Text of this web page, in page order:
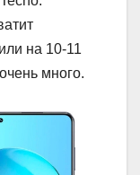
на 10-11
много.